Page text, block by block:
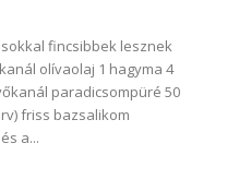
fincsibbek lesznek
olívaolaj 1 hagyma 4
paradicsompüré 50
friss bazsalikom
a...